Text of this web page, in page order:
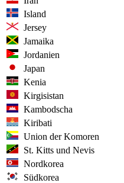
Island
Jersey
Jamaika
Jordanien
Japan
Kenia
Kirgisistan
Kambodscha
Kiribati
Union der Komoren
St. Kitts und Nevis
Nordkorea
Südkorea